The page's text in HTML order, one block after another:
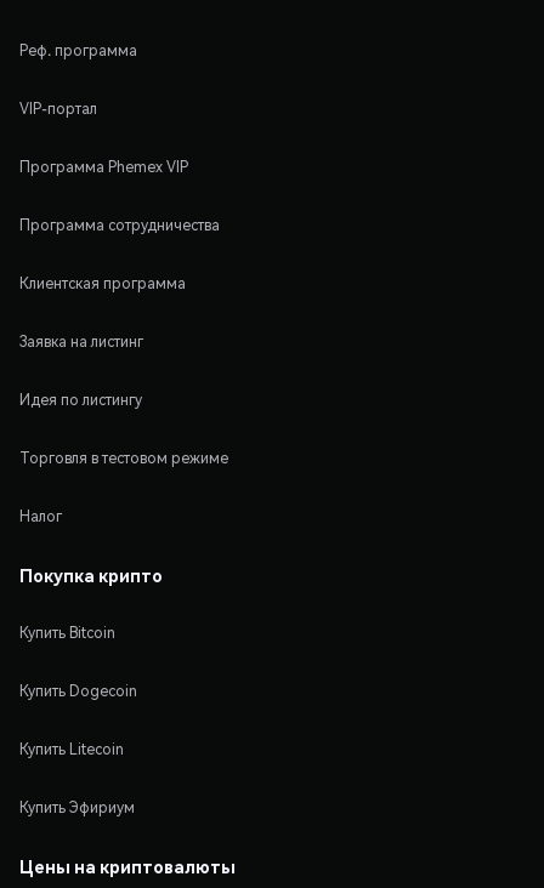
Реф. программа
VIP-портал
Программа Phemex VIP
Программа сотрудничества
Клиентская программа
Заявка на листинг
Идея по листингу
Торговля в тестовом режиме
Налог
Покупка крипто
Купить Bitcoin
Купить Dogecoin
Купить Litecoin
Купить Эфириум
Цены на криптовалюты